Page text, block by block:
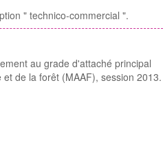
" technico-commercial ".
au grade d'attaché principal
de la forêt (MAAF), session 2013.